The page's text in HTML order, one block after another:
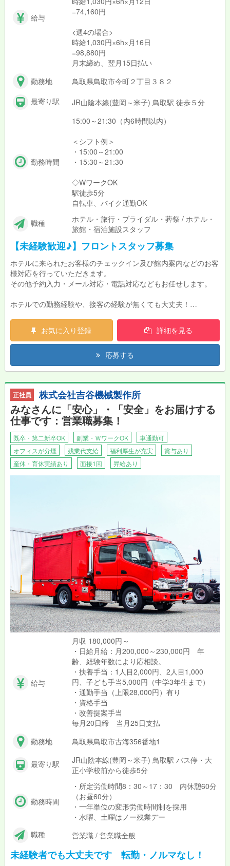
給与
=74,160円
<週4の場合>
時給1,030円×6h×月16日
=98,880円
月末締め、翌月15日払い
勤務地
鳥取県鳥取市今町２丁目３８２
最寄り駅
JR山陰本線(豊岡～米子) 鳥取駅 徒歩５分
勤務時間
15:00～21:30（内6時間以内）
＜シフト例＞
・15:00～21:00
・15:30～21:30
◇WワークOK
駅徒歩5分
自転車、バイク通勤OK
職種
ホテル・旅行・ブライダル・葬祭 / ホテル・
旅館・宿泊施設スタッフ
【未経験歓迎♪】フロントスタッフ募集
ホテルに来られたお客様のチェックイン及び館内案内などのお客
様対応を行っていただきます。
その他予約入力・メール対応・電話対応などもお任せします。
ホテルでの勤務経験や、接客の経験が無くても大丈夫！
わからないことがあれば先輩スタッフがサポートするので、安心
してください。
◇チェックイン
館内のご案内
近隣のお店のご案内 など
◇予約管理
・予約入力業務
・PCを使用した予約入力、変更依頼に対する修正業務
・電話受付でのご予約入力
・直接来店でのご予約に対してのご予約入力
◇電話＆メール対応
お気に入り登録 詳細を見る
応募する
正社員 株式会社吉谷機械製作所
みなさんに「安心」・「安全」をお届けする
仕事です：営業職募集！
既卒・第二新卒OK 副業・ＷワークOK
車通勤可
オフィスが分煙
残業代支給 福利厚生が充実
賞与あり
産休・育休実績あり
面接1回 昇給あり
給与
月収 180,000円～
・日給月給：月200,000～230,000円 年
齢、経験年数により応相談。
・扶養手当：1人目2,000円、2人目1,000
円、子ども手当5,000円（中学3年生まで）
・通勤手当（上限28,000円）有り
・資格手当
・改善提案手当
毎月20日締 当月25日支払
勤務地
鳥取県鳥取市古海356番地1
最寄り駅
JR山陰本線(豊岡～米子) 鳥取駅 バス停・大
正小学校前から徒歩5分
勤務時間
・所定労働時間8：30～17：30 内休憩60分
（お昼60分）
・一年単位の変形労働時間制を採用
・水曜、土曜はノー残業デー
職種
営業職 / 営業職全般
未経験者でも大丈夫です 転勤・ノルマなし！